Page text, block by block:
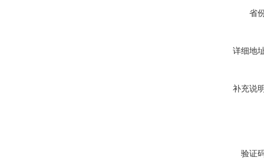
省
详细地
补充说
验证